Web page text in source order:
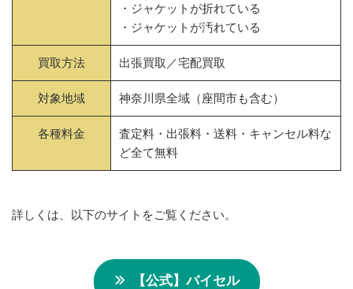
・ジャケットが折れている
・ジャケットが汚れている
買取方法 出張買取／宅配買取
対象地域 神奈川県全域（座間市も含む）
各種料金
査定料・出張料・送料・キャンセル料な
ど全て無料
詳しくは、以下のサイトをご覧ください。
【公式】バイセル